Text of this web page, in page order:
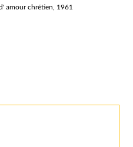
amour chrétien, 1961